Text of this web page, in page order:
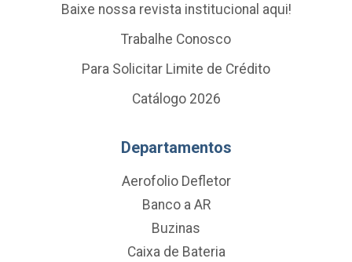
Baixe nossa revista institucional aqui!
Trabalhe Conosco
Para Solicitar Limite de Crédito
Catálogo 2026
Departamentos
Aerofolio Defletor
Banco a AR
Buzinas
Caixa de Bateria